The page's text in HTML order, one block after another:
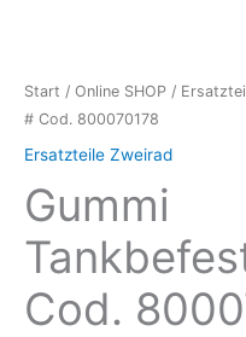
Start / Online SHOP /
# Cod. 800070178
Ersatzteile Zweirad
Gummi
Cod.